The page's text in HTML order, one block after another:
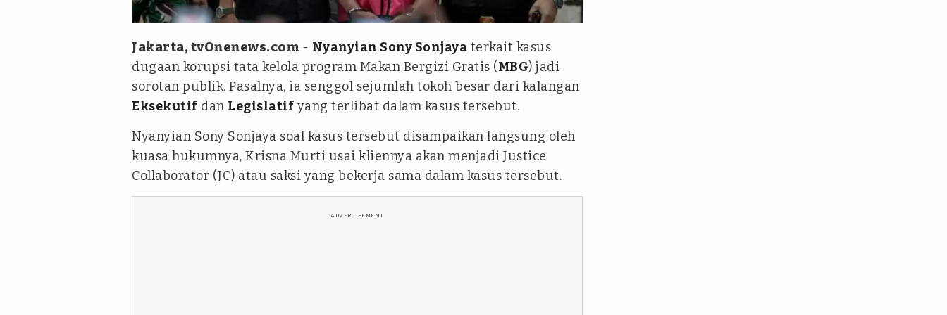
tim tvOnenews - Julio
Jakarta, tvOnenews.com - Nyanyian Sony Sonjaya terkait kasus
dugaan korupsi tata kelola program Makan Bergizi Gratis (MBG) jadi
sorotan publik. Pasalnya, ia senggol sejumlah tokoh besar dari kalangan
Eksekutif dan Legislatif yang terlibat dalam kasus tersebut.
Nyanyian Sony Sonjaya soal kasus tersebut disampaikan langsung oleh
kuasa hukumnya, Krisna Murti usai kliennya akan menjadi Justice
Collaborator (JC) atau saksi yang bekerja sama dalam kasus tersebut.
ADVERTISEMENT